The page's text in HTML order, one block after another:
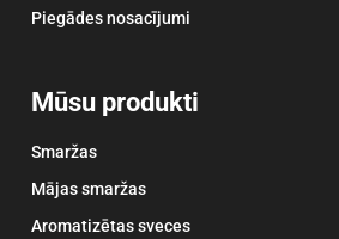
Piegādes nosacījumi
Mūsu produkti
Smaržas
Mājas smaržas
Aromatizētas sveces